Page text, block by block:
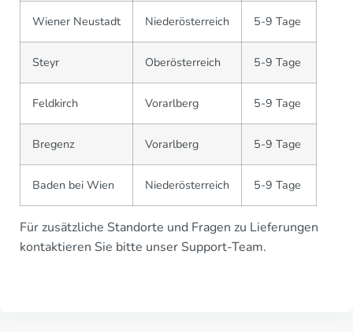
Wiener Neustadt Niederösterreich 5-9 Tage
Steyr Oberösterreich 5-9 Tage
Feldkirch Vorarlberg 5-9 Tage
Bregenz Vorarlberg 5-9 Tage
Baden bei Wien Niederösterreich 5-9 Tage
Für zusätzliche Standorte und Fragen zu Lieferungen
kontaktieren Sie bitte unser Support-Team.